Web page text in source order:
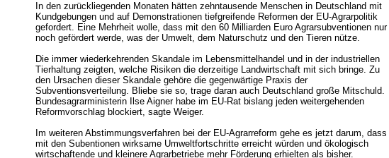
In den zurückliegenden Monaten hätten zehntausende Menschen in Deutschland mit
Kundgebungen und auf Demonstrationen tiefgreifende Reformen der EU-Agrarpolitik
gefordert. Eine Mehrheit wolle, dass mit den 60 Milliarden Euro Agrarsubventionen nur
noch gefördert werde, was der Umwelt, dem Naturschutz und den Tieren nütze.
Die immer wiederkehrenden Skandale im Lebensmittelhandel und in der industriellen
Tierhaltung zeigten, welche Risiken die derzeitige Landwirtschaft mit sich bringe. Zu
den Ursachen dieser Skandale gehöre die gegenwärtige Praxis der
Subventionsverteilung. Bliebe sie so, trage daran auch Deutschland große Mitschuld.
Bundesagrarministerin Ilse Aigner habe im EU-Rat bislang jeden weitergehenden
Reformvorschlag blockiert, sagte Weiger.
Im weiteren Abstimmungsverfahren bei der EU-Agrarreform gehe es jetzt darum, dass
mit den Subentionen wirksame Umweltfortschritte erreicht würden und ökologisch
wirtschaftende und kleinere Agrarbetriebe mehr Förderung erhielten als bisher.